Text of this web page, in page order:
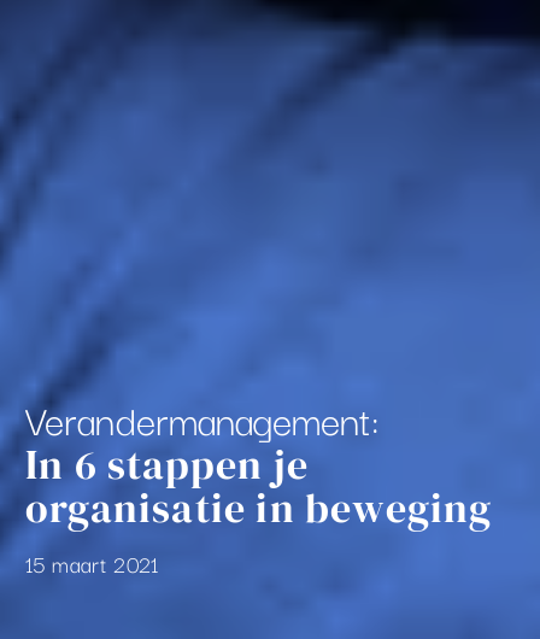
Verandermanagement:
In 6 stappen je
organisatie in beweging
15 maart 2021